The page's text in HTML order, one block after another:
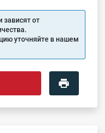
зависят от
уточняйте в нашем